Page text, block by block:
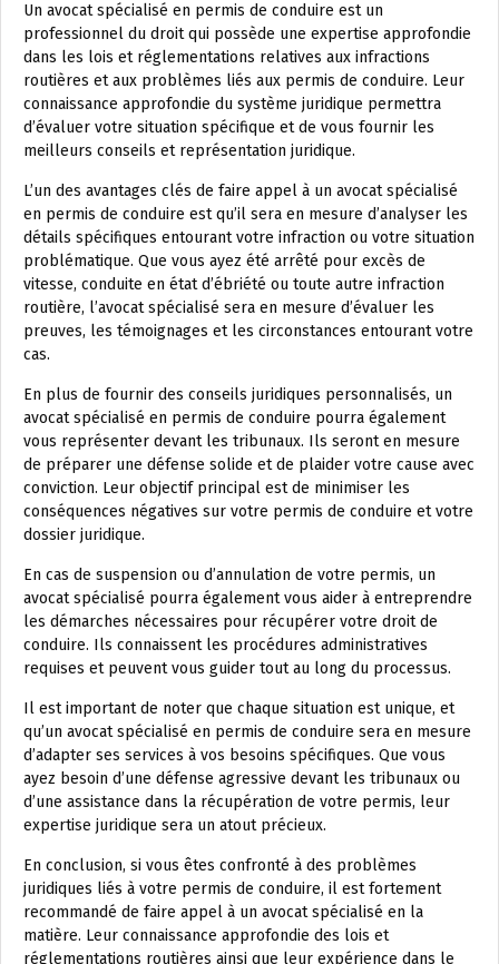
Un avocat spécialisé en permis de conduire est un
professionnel du droit qui possède une expertise approfondie
dans les lois et réglementations relatives aux infractions
routières et aux problèmes liés aux permis de conduire. Leur
connaissance approfondie du système juridique permettra
d’évaluer votre situation spécifique et de vous fournir les
meilleurs conseils et représentation juridique.
L’un des avantages clés de faire appel à un avocat spécialisé
en permis de conduire est qu’il sera en mesure d’analyser les
détails spécifiques entourant votre infraction ou votre situation
problématique. Que vous ayez été arrêté pour excès de
vitesse, conduite en état d’ébriété ou toute autre infraction
routière, l’avocat spécialisé sera en mesure d’évaluer les
preuves, les témoignages et les circonstances entourant votre
cas.
En plus de fournir des conseils juridiques personnalisés, un
avocat spécialisé en permis de conduire pourra également
vous représenter devant les tribunaux. Ils seront en mesure
de préparer une défense solide et de plaider votre cause avec
conviction. Leur objectif principal est de minimiser les
conséquences négatives sur votre permis de conduire et votre
dossier juridique.
En cas de suspension ou d’annulation de votre permis, un
avocat spécialisé pourra également vous aider à entreprendre
les démarches nécessaires pour récupérer votre droit de
conduire. Ils connaissent les procédures administratives
requises et peuvent vous guider tout au long du processus.
Il est important de noter que chaque situation est unique, et
qu’un avocat spécialisé en permis de conduire sera en mesure
d’adapter ses services à vos besoins spécifiques. Que vous
ayez besoin d’une défense agressive devant les tribunaux ou
d’une assistance dans la récupération de votre permis, leur
expertise juridique sera un atout précieux.
En conclusion, si vous êtes confronté à des problèmes
juridiques liés à votre permis de conduire, il est fortement
recommandé de faire appel à un avocat spécialisé en la
matière. Leur connaissance approfondie des lois et
réglementations routières ainsi que leur expérience dans le